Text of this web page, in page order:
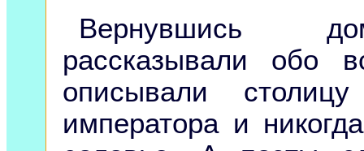
Вернувшись
рассказывали обо
описывали
императора и